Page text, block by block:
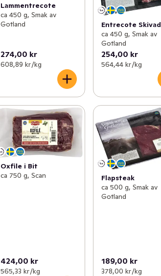
Lammentrecote
ca 450 g, Smak av
Gotland
274,00 kr
608,89 kr /kg
Entrecote Skivad
ca 450 g, Smak av
Gotland
254,00 kr
564,44 kr /kg
Oxfile i Bit
ca 750 g, Scan
424,00 kr
565,33 kr /kg
Flapsteak
ca 500 g, Smak av
Gotland
189,00 kr
378,00 kr /kg